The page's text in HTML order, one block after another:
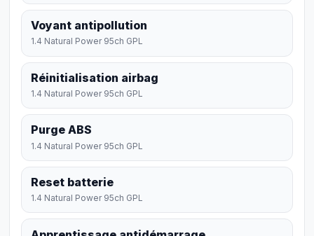
Voyant antipollution
1.4 Natural Power 95ch GPL
Réinitialisation airbag
1.4 Natural Power 95ch GPL
Purge ABS
1.4 Natural Power 95ch GPL
Reset batterie
1.4 Natural Power 95ch GPL